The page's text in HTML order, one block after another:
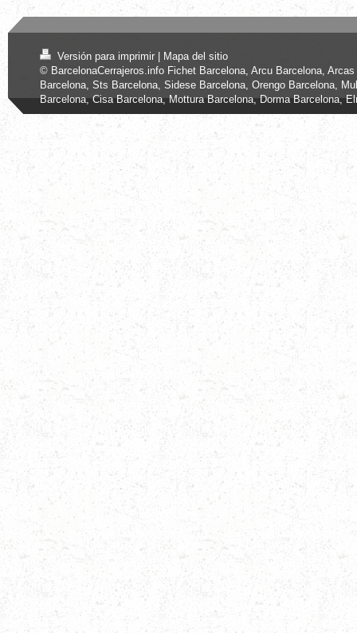
Versión para imprimir
Mapa del sitio
© BarcelonaCerrajeros.info Fichet Barcelona, Arcu Barcelona, Arcas
Barcelona, Sts Barcelona, Sidese Barcelona, Orengo Barcelona,
Barcelona, Cisa Barcelona, Mottura Barcelona, Dorma Barcelona,